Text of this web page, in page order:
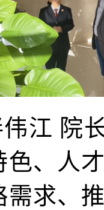
江 院
色、人
需求、